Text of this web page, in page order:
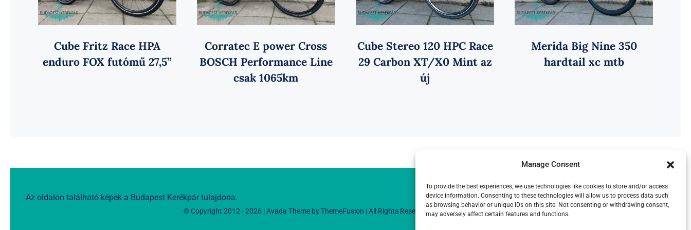
Manage Consent
To provide the best experiences, we use technologies like cookies to store and/or access
device information. Consenting to these technologies will allow us to process data such
as browsing behavior or unique IDs on this site. Not consenting or withdrawing consent,
may adversely affect certain features and functions.
Cube Fritz Race HPA
enduro FOX futómű 27,5”
Corratec E power Cross
BOSCH Performance Line
csak 1065km
Cube Stereo 120 HPC Race
29 Carbon XT/X0 Mint az
új
Merida Big Nine 350
hardtail xc mtb
Az oldalon található képek a Budapest Kerékpár tulajdona.
© Copyright 2012 - 2026 | Avada Theme byThemeFusion | All Rights Reserved | Powered byWordPress